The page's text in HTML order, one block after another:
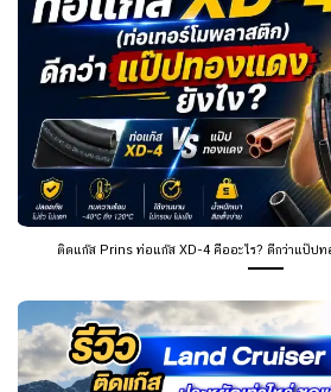
ติดแก๊ส Prins ท่อแก๊ส XD-4 คืออะไร? ดีกว่าแป๊ปท